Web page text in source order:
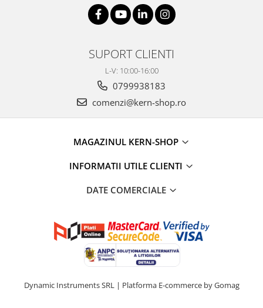
Microscop metalurgic
Microscoape cu fluorescenta
Refractometre analogice
Refractometre Digitale
Balante retete
Balante preambalare
SUPORT CLIENTI
L-V: 10:00-16:00
0799938183
comenzi@kern-shop.ro
MAGAZINUL KERN-SHOP
INFORMATII UTILE CLIENTI
DATE COMERCIALE
Dynamic Instruments SRL | Platforma E-commerce by Gomag